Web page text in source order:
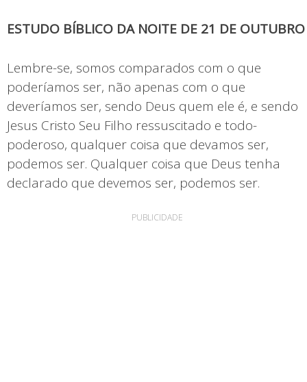
ESTUDO BÍBLICO DA NOITE DE 21 DE OUTUBRO
Lembre-se, somos comparados com o que
poderíamos ser, não apenas com o que
deveríamos ser, sendo Deus quem ele é, e sendo
Jesus Cristo Seu Filho ressuscitado e todo-
poderoso, qualquer coisa que devamos ser,
podemos ser. Qualquer coisa que Deus tenha
declarado que devemos ser, podemos ser.
PUBLICIDADE